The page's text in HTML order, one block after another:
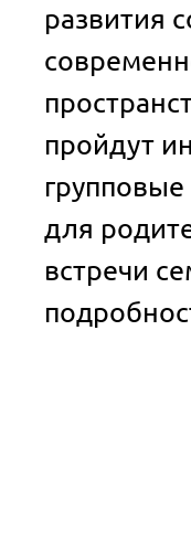
развития
пройдут
групповые
для
встречи